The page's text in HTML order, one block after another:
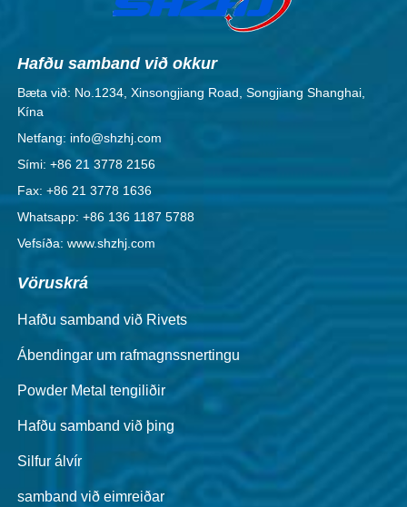
Hafðu samband við okkur
Bæta við: No.1234, Xinsongjiang Road, Songjiang Shanghai,
Kína
Netfang: info@shzhj.com
Sími: +86 21 3778 2156
Fax: +86 21 3778 1636
Whatsapp: +86 136 1187 5788
Vefsíða: www.shzhj.com
Vöruskrá
Hafðu samband við Rivets
Ábendingar um rafmagnssnertingu
Powder Metal tengiliðir
Hafðu samband við þing
Silfur álvír
samband við eimreiðar